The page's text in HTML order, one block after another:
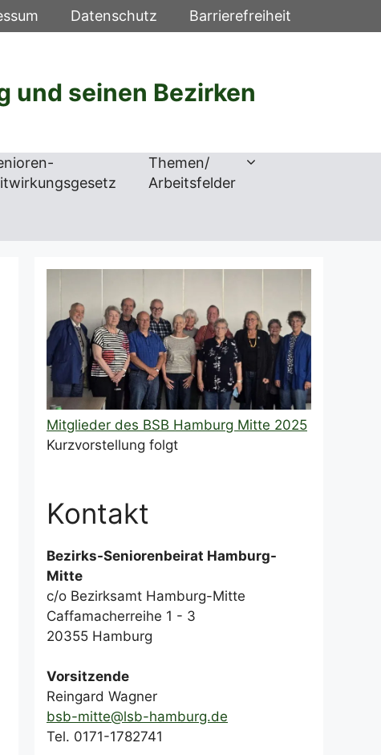
Datenschutz Barrierefreiheit
und seinen Bezirken
Themen/
Arbeitsfelder
Mitglieder des BSB Hamburg Mitte 2025
Kurzvorstellung folgt
Kontakt
Bezirks-Seniorenbeirat Hamburg-
Mitte
c/o Bezirksamt Hamburg-Mitte
Caffamacherreihe 1 - 3
20355 Hamburg
Vorsitzende
Reingard Wagner
bsb-mitte@lsb-hamburg.de
Tel. 0171-1782741